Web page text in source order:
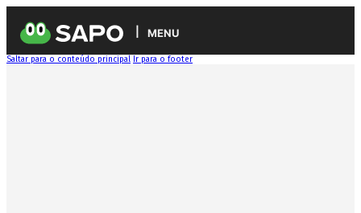
MENU
Saltar para o conteúdo principal Ir para o footer